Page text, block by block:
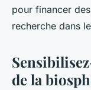
pour financer
recherche dans
de la